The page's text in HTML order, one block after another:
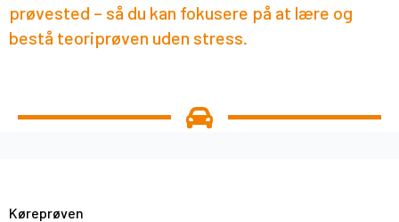
prøvested – så du kan fokusere på at lære og
bestå teoriprøven uden stress.
Køreprøven